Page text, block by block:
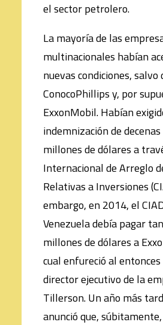
el sector petrolero.
La mayoría de las
multinacionales habían
nuevas condiciones, salvo
ConocoPhillips y, por
ExxonMobil. Habían
indemnización de
millones de dólares a
Internacional de Arreglo
Relativas a Inversiones
embargo, en 2014, el
Venezuela debía pagar
millones de dólares a
cual enfureció al
director ejecutivo de la
Tillerson. Un año más
anunció que,